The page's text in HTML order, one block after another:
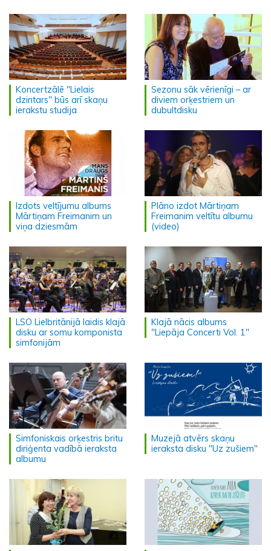
Koncertzālē "Lielais
dzintars" būs arī skaņu
ierakstu studija
Sezonu sāk vērienīgi – ar
diviem orķestriem un
dubultdisku
Izdots veltījumu albums
Mārtiņam Freimanim un
viņa dziesmām
Plāno izdot Mārtiņam
Freimanim veltītu albumu
(video)
LSO Lielbritānijā laidis klajā
disku ar somu komponista
simfonijām
Klajā nācis albums
"Liepāja Concerti Vol. 1"
Simfoniskais orķestris britu
diriģenta vadībā ieraksta
albumu
Muzejā atvērs skaņu
ieraksta disku "Uz zušiem"